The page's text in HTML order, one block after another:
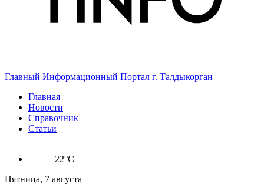
Главный Информационный Портал г. Талдыкорган
Главная
Новости
Справочник
Статьи
+22°C
Пятница, 7 августа